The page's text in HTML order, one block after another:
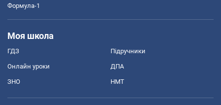
Формула-1
Моя школа
ГДЗ Підручники
Онлайн уроки ДПА
ЗНО НМТ